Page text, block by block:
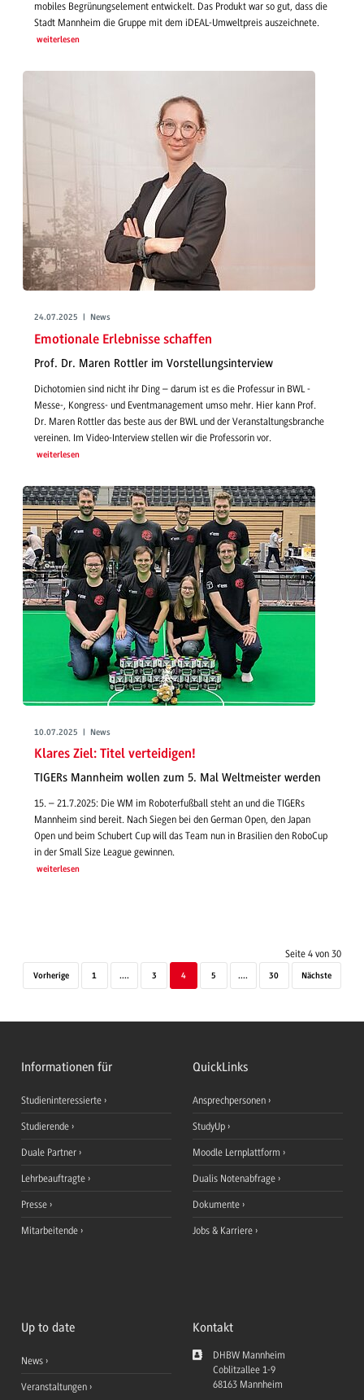
mobiles Begrünungselement entwickelt. Das Produkt war so gut, dass die
Stadt Mannheim die Gruppe mit dem iDEAL-Umweltpreis auszeichnete.
weiterlesen
24.07.2025 | News
Emotionale Erlebnisse schaffen
Prof. Dr. Maren Rottler im Vorstellungsinterview
Dichotomien sind nicht ihr Ding – darum ist es die Professur in BWL -
Messe-, Kongress- und Eventmanagement umso mehr. Hier kann Prof.
Dr. Maren Rottler das beste aus der BWL und der Veranstaltungsbranche
vereinen. Im Video-Interview stellen wir die Professorin vor.
weiterlesen
10.07.2025 | News
Klares Ziel: Titel verteidigen!
TIGERs Mannheim wollen zum 5. Mal Weltmeister werden
15. – 21.7.2025: Die WM im Roboterfußball steht an und die TIGERs
Mannheim sind bereit. Nach Siegen bei den German Open, den Japan
Open und beim Schubert Cup will das Team nun in Brasilien den RoboCup
in der Small Size League gewinnen.
weiterlesen
Seite 4 von 30
Vorherige 1 .... 3 4 5 .... 30 Nächste
Informationen für
Studieninteressierte
Studierende
Duale Partner
Lehrbeauftragte
Presse
Mitarbeitende
QuickLinks
Ansprechpersonen
StudyUp
Moodle Lernplattform
Dualis Notenabfrage
Dokumente
Jobs & Karriere
Up to date
News
Veranstaltungen
Kontakt
DHBW Mannheim
Coblitzallee 1-9
68163 Mannheim